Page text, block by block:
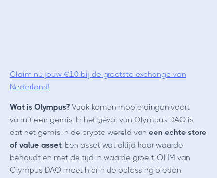
Claim nu jouw €10 bij de grootste exchange van
Nederland!
Wat is Olympus? Vaak komen mooie dingen voort
vanuit een gemis. In het geval van Olympus DAO is
dat het gemis in de crypto wereld van een echte store
of value asset. Een asset wat altijd haar waarde
behoudt en met de tijd in waarde groeit. OHM van
Olympus DAO moet hierin de oplossing bieden.